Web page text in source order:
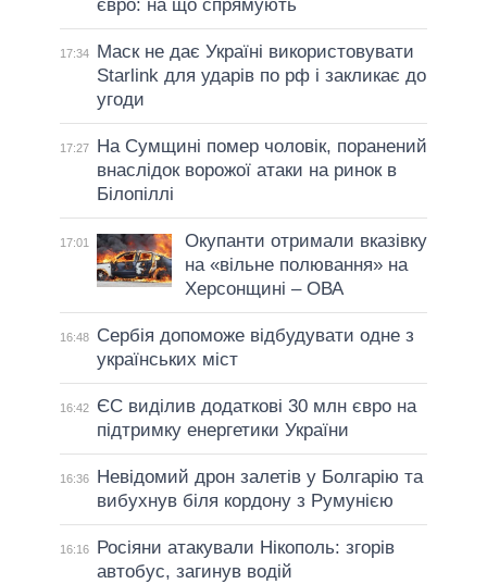
євро: на що спрямують
17:34
Маск не дає Україні використовувати
Starlink для ударів по рф і закликає до
угоди
17:27
На Сумщині помер чоловік, поранений
внаслідок ворожої атаки на ринок в
Білопіллі
17:01
Окупанти отримали вказівку
на «вільне полювання» на
Херсонщині – ОВА
16:48
Сербія допоможе відбудувати одне з
українських міст
16:42
ЄС виділив додаткові 30 млн євро на
підтримку енергетики України
16:36
Невідомий дрон залетів у Болгарію та
вибухнув біля кордону з Румунією
16:16
Росіяни атакували Нікополь: згорів
автобус, загинув водій